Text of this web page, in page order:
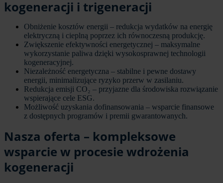
kogeneracji i trigeneracji
Obniżenie kosztów energii – redukcja wydatków na energię
elektryczną i cieplną poprzez ich równoczesną produkcję.
Zwiększenie efektywności energetycznej – maksymalne
wykorzystanie paliwa dzięki wysokosprawnej technologii
kogeneracyjnej.
Niezależność energetyczna – stabilne i pewne dostawy
energii, minimalizujące ryzyko przerw w zasilaniu.
Redukcja emisji CO₂ – przyjazne dla środowiska rozwiązanie
wspierające cele ESG.
Możliwość uzyskania dofinansowania – wsparcie finansowe
z dostępnych programów i premii gwarantowanych.
Nasza oferta – kompleksowe
wsparcie w procesie wdrożenia
kogeneracji